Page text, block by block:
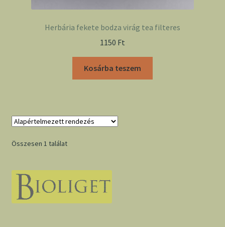
Herbária fekete bodza virág tea filteres
1150 Ft
Kosárba teszem
Összesen 1 találat